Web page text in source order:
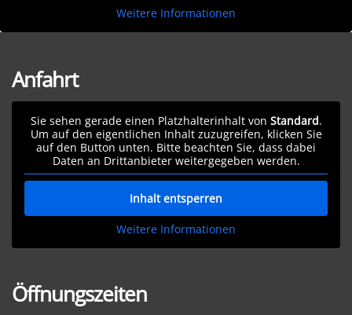
Weitere Informationen
Anfahrt
Sie sehen gerade einen Platzhalterinhalt von Standard.
Um auf den eigentlichen Inhalt zuzugreifen, klicken Sie
auf den Button unten. Bitte beachten Sie, dass dabei
Daten an Drittanbieter weitergegeben werden.
Inhalt entsperren
Weitere Informationen
Öffnungszeiten